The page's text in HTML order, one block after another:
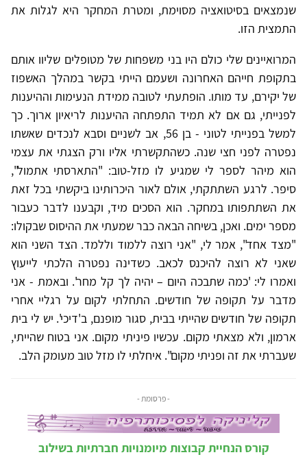
שנמצאים בסיטואציה מסוימת, ומטרת המחקר היא לגלות את
התמצית הזו.
המרואיינים שלי כולם היו בני משפחות של מטופלים שליוו אותם
בתקופת חייהם האחרונה ושעמם הייתי בקשר במהלך האשפוז
של יקירם, עד מותו. הופתעתי לטובה ממידת הנעימות וההיענות
לפנייתי, גם אם לא תמיד התפתחה ההיענות לריאיון ארוך. כך
למשל בפנייתי לטוני - בן 56, אב לשניים וסבא לנכדים שאשתו
נפטרה לפני חצי שנה. כשהתקשרתי אליו ורק הצגתי את עצמי
הוא מיהר לספר לי שמגיע לו מזל-טוב: "התארסתי אתמול",
סיפר. לרגע השתתקתי, אולם לאור היכרותינו ביקשתי בכל זאת
את השתתפותו במחקר. הוא הסכים מיד, וקבענו לדבר כעבור
מספר ימים. ואכן, בשיחה הבאה כבר שמעתי את ההיסוס שבקולו:
"מצד אחד", אמר לי, "אני רוצה ללמוד וללמד. הצד השני הוא
שאני לא רוצה להיכנס לכאב. כשדינה נפטרה הלכתי לייעוץ
ואמרו לי: 'כמה שתבכה היום – יהיה לך קל מחר'. ובאמת - אני
מדבר על תקופה של חודשים. התחלתי לקום על רגליי אחרי
תקופה של חודשים שהייתי בבית, סגור מופנם, ב'דיכי'. יש לי בית
ארמון, ולא מצאתי מקום. עכשיו פיניתי מקום. אני בטוח שהייתי,
שעברתי את זה ופניתי מקום". איחלתי לו מזל טוב מעומק הלב.
- פרסומת -
קורס הנחיית קבוצות מיומנויות חברתיות בשילוב